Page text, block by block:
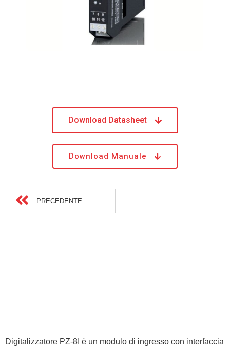
Download Datasheet
Download Manuale
PRECEDENTE
Digitalizzatore PZ-8I è un modulo di ingresso con interfaccia